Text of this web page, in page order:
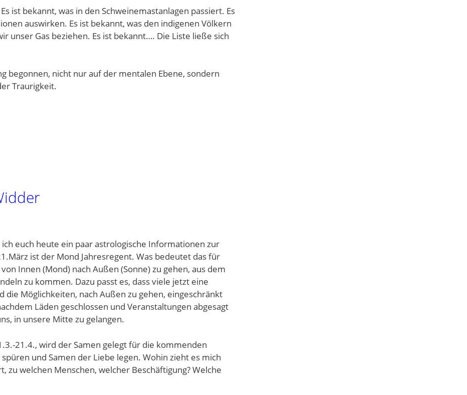
ist bekannt, was in den Schweinemastanlagen passiert. Es
auswirken. Es ist bekannt, was den indigenen Völkern
unser Gas beziehen. Es ist bekannt…. Die Liste ließe sich
begonnen, nicht nur auf der mentalen Ebene, sondern
Traurigkeit.
euch heute ein paar astrologische Informationen zur
ist der Mond Jahresregent. Was bedeutet das für
Innen (Mond) nach Außen (Sonne) zu gehen, aus dem
zu kommen. Dazu passt es, dass viele jetzt eine
die Möglichkeiten, nach Außen zu gehen, eingeschränkt
Läden geschlossen und Veranstaltungen abgesagt
in unsere Mitte zu gelangen.
21.4., wird der Samen gelegt für die kommenden
und Samen der Liebe legen. Wohin zieht es mich
zu welchen Menschen, welcher Beschäftigung? Welche